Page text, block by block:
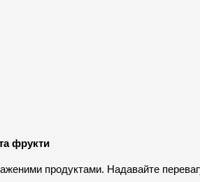
фрукти
продуктами. Надавайте